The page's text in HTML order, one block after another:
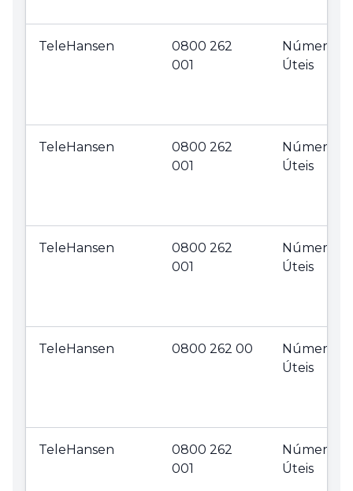
TeleHansen
0800 262
001
Números
Úteis
TeleHansen
0800 262
001
Números
Úteis
TeleHansen
0800 262
001
Números
Úteis
TeleHansen 0800 262 00
Números
Úteis
TeleHansen
0800 262
001
Números
Úteis